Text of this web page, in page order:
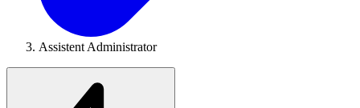
Assistent Administrator